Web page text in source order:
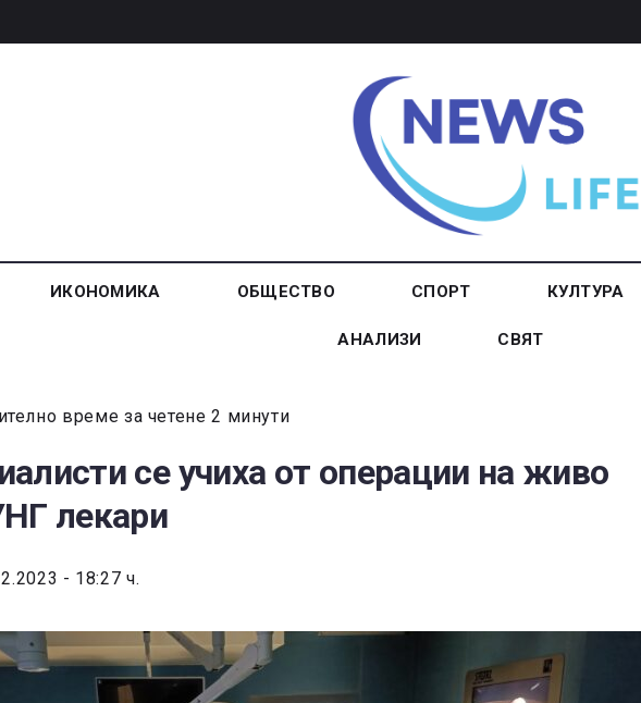
ИКОНОМИКА ОБЩЕСТВО СПОРТ КУЛТУРА
АНАЛИЗИ СВЯТ
време за четене 2 минути
се учиха от операции на живо
лекари
- 18:27 ч.